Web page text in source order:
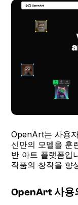
OpenArt는 사용
신만의 모델을 훈
반 아트 플랫폼입
작품의 창작을 향
OpenArt 사용